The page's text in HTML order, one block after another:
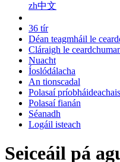
zh中文
36 tír
Déan teagmháil le
Cláraigh le
Nuacht
Íoslódálacha
An tionscadal
Polasaí príobháideachais
Polasaí fianán
Séanadh
Logáil isteach
Seiceáil pá